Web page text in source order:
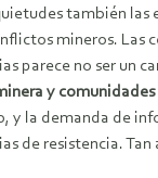
también
mineros. Las
parece no ser un
y
y la demanda de
de resistencia.